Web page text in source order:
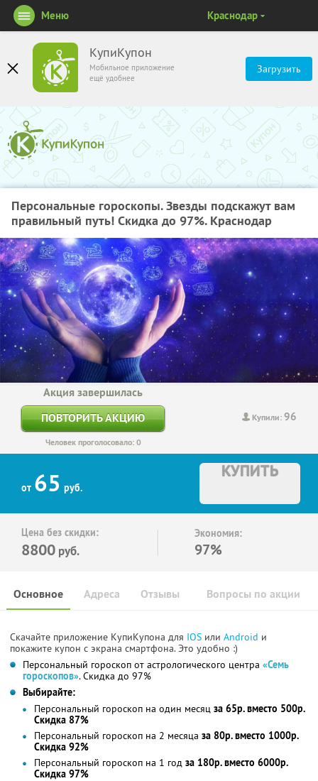
КупиКупон
Мобильное приложение
ещё удобнее
Загрузить
Меню Краснодар
Персональные гороскопы. Звезды подскажут вам
правильный путь! Скидка до 97%. Краснодар
Купили:96
Акция завершилась
ПОВТОРИТЬ АКЦИЮ
Человек проголосовало: 0
от 65 руб.
КУПИТЬ
Цена без скидки:
8800 руб.
Экономия:
97%
Основное Отзывы Вопросы по акции
Адреса
Скачайте приложение КупиКупона для IOS или Android и
покажите купон с экрана смартфона. Это удобно :)
Персональный гороскоп от астрологического центра «Семь
гороскопов». Скидка до 97%
Выбирайте:
Персональный гороскоп на один месяц за 65р. вместо 500р.
Скидка 87%
Персональный гороскоп на 2 месяца за 80р. вместо 1000р.
Скидка 92%
Персональный гороскоп на 1 год за 180р. вместо 6000р.
Скидка 97%